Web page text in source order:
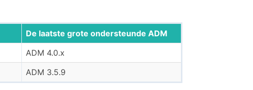
De laatste grote ondersteunde ADM
ADM 4.0.x
ADM 3.5.9